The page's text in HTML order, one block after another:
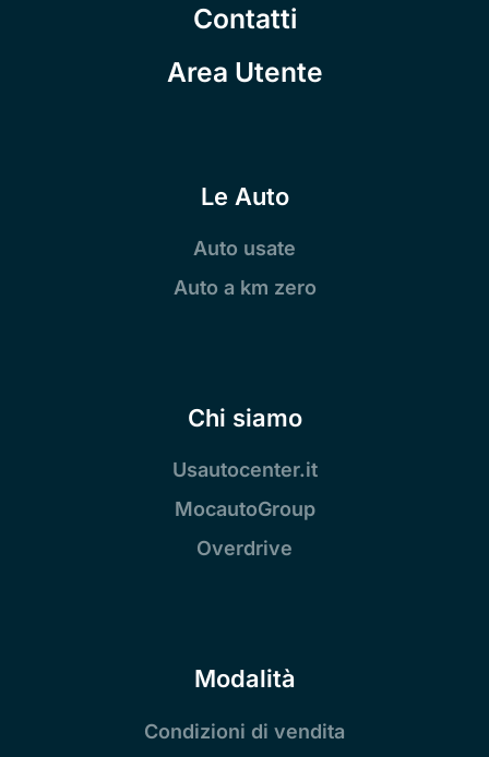
Contatti
Area Utente
Le Auto
Auto usate
Auto a km zero
Chi siamo
Usautocenter.it
MocautoGroup
Overdrive
Modalità
Condizioni di vendita